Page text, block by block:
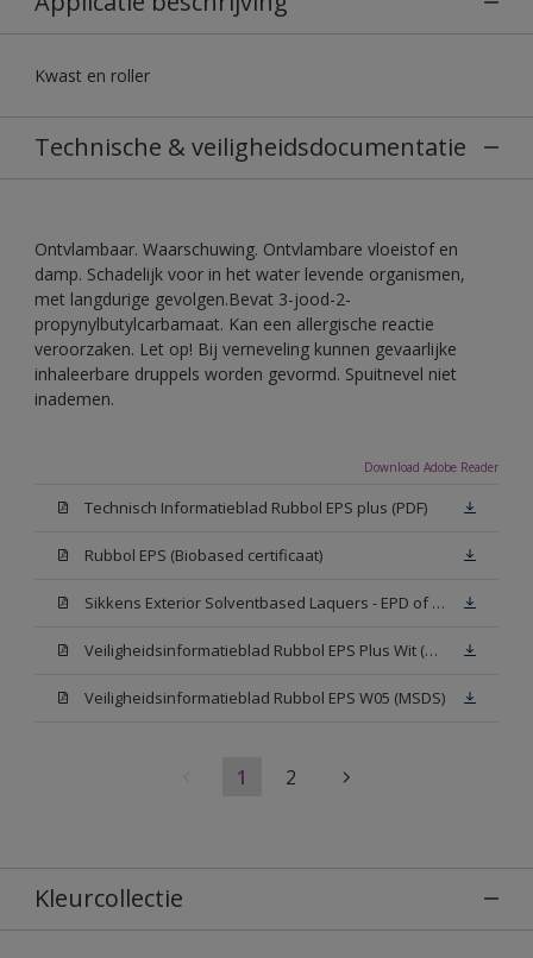
Kwast en roller
Technische & veiligheidsdocumentatie
Ontvlambaar. Waarschuwing. Ontvlambare vloeistof en
damp. Schadelijk voor in het water levende organismen,
met langdurige gevolgen.Bevat 3-jood-2-
propynylbutylcarbamaat. Kan een allergische reactie
veroorzaken. Let op! Bij verneveling kunnen gevaarlijke
inhaleerbare druppels worden gevormd. Spuitnevel niet
inademen.
Download Adobe Reader
Technisch Informatieblad Rubbol EPS plus (PDF)
Rubbol EPS (Biobased certificaat)
Sikkens Exterior Solventbased Laquers - EPD of Milieuproductverklaring
Veiligheidsinformatieblad Rubbol EPS Plus Wit (MSDS)
Veiligheidsinformatieblad Rubbol EPS W05 (MSDS)
1 2
Kleurcollectie